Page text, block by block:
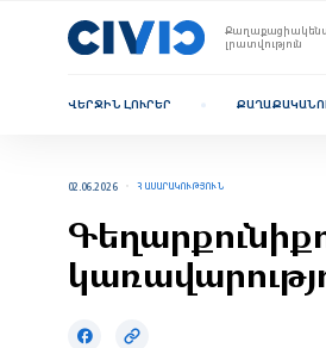
լրատվություն
ՎԵՐՋԻՆ ԼՈՒՐԵՐ
02.06.2026 ՀԱՍԱՐԱԿՈՒԹՅՈՒՆ